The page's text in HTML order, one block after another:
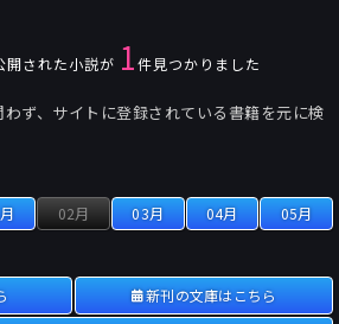
開された小説が 1件見つかりました
ず、サイトに登録されている書籍を元に検
02月 03月 04月 05月
新刊の文庫はこちら